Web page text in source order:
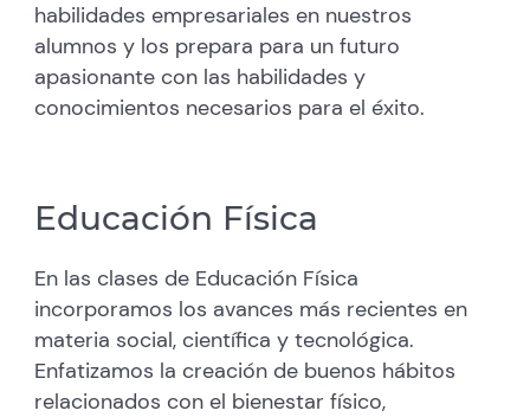
habilidades empresariales en nuestros
alumnos y los prepara para un futuro
apasionante con las habilidades y
conocimientos necesarios para el éxito.
Educación Física
En las clases de Educación Física
incorporamos los avances más recientes en
materia social, científica y tecnológica.
Enfatizamos la creación de buenos hábitos
relacionados con el bienestar físico,